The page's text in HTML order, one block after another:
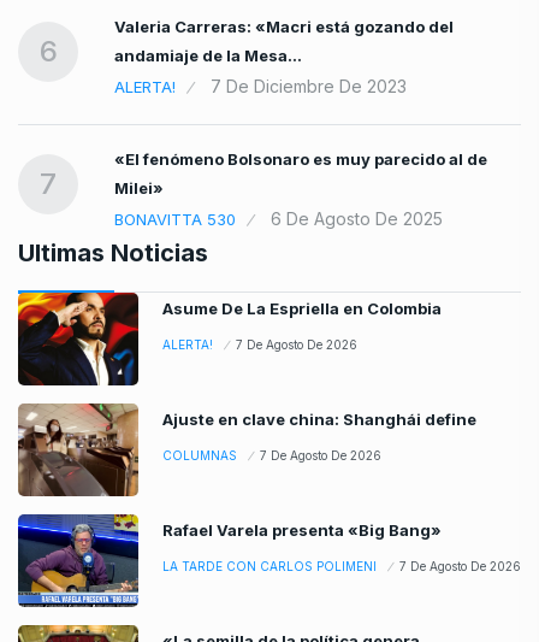
6
Valeria Carreras: «Macri está gozando del
andamiaje de la Mesa…
ALERTA!
7 De Diciembre De 2023
7
«El fenómeno Bolsonaro es muy parecido al de
Milei»
BONAVITTA 530
6 De Agosto De 2025
Ultimas Noticias
Asume De La Espriella en Colombia
ALERTA! 7 De Agosto De 2026
Ajuste en clave china: Shanghái define
COLUMNAS 7 De Agosto De 2026
Rafael Varela presenta «Big Bang»
LA TARDE CON CARLOS POLIMENI 7 De Agosto De 2026